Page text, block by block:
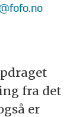
fra det
er